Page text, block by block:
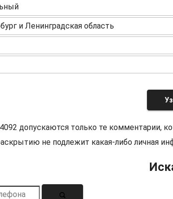
и Ленинградская область
допускаются только те комментарии,
не подлежит какая-либо личная